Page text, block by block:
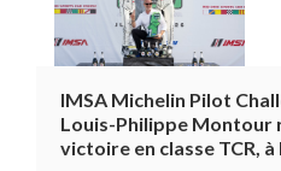
IMSA Michelin Pilot
Louis-Philippe Montour
victoire en classe TCR,